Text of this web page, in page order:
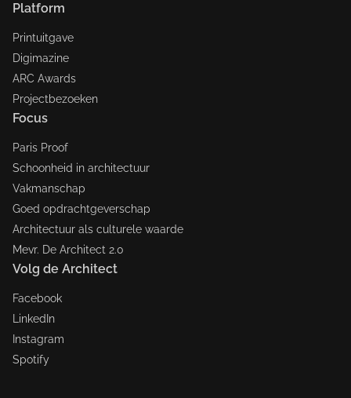
Platform
Printuitgave
Digimazine
ARC Awards
Projectbezoeken
Focus
Paris Proof
Schoonheid in architectuur
Vakmanschap
Goed opdrachtgeverschap
Architectuur als culturele waarde
Mevr. De Architect 2.0
Volg de Architect
Facebook
LinkedIn
Instagram
Spotify